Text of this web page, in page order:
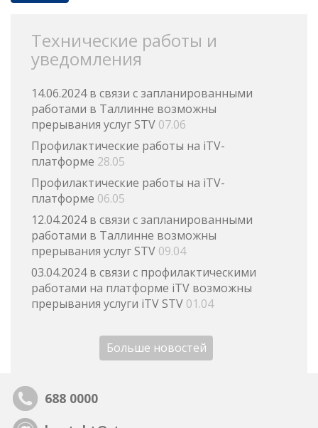
Технические работы и
уведомления
14.06.2024 в связи с запланированными
работами в Таллинне возможны
прерывания услуг STV 07.06
Профилактические работы на iTV-
платформе 28.05
Профилактические работы на iTV-
платформе 06.05
12.04.2024 в связи с запланированными
работами в Таллинне возможны
прерывания услуг STV 09.04
03.04.2024 в связи с профилактическими
работами на платформе iTV возможны
прерывания услуги iTV STV 01.04
Больше новостей
688 0000